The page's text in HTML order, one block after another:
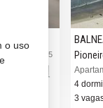
#3.995
4
3
o uso